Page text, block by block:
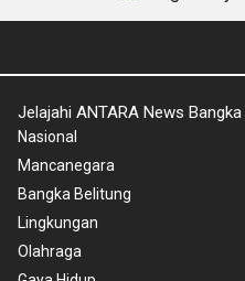
Jelajahi ANTARA News
Nasional
Mancanegara
Bangka Belitung
Lingkungan
Olahraga